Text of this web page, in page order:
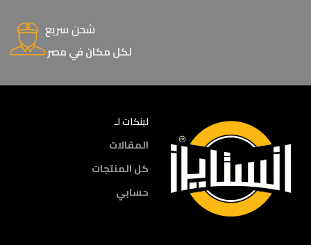
شحن سريع
لكل مكان في مصر
لينكات لـ
المقالات
كل المنتجات
حسابي